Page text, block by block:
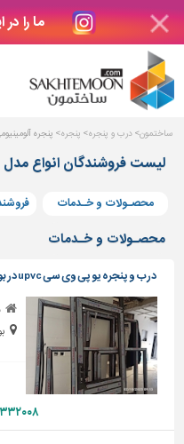
ما را
دکوراسیون
بتن
های
بتنی
و
پنجره
ساختمانی
پله،
نرده
و
حفاظ
ساختمون درب و پنجره پنجره پنجره
لیست فروشندگان انواع مدل
محصـولات و خـدمات
محصـولات و خـدمات
درب و پنجره یو پی وی سی upvc در بوشهر
۳۳۳۳۲۰۰۸